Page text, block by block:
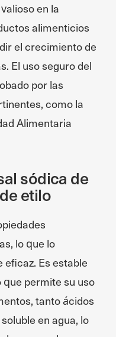
en la
alimenticios
el crecimiento de
El uso seguro del
por las
como la
Alimentaria
sódica de
etilo
lo que lo
Es estable
que permite su uso
tanto ácidos
en agua, lo